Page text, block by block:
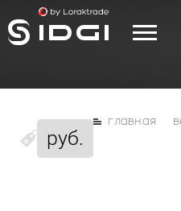
руб.
главная